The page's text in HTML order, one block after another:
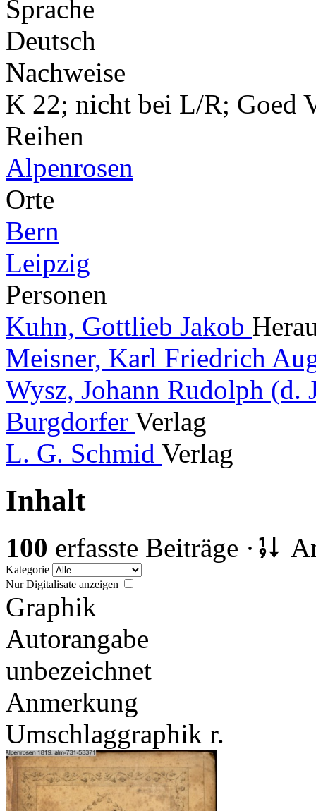
Sprache
Deutsch
Nachweise
K 22; nicht bei L/R; Goed
Reihen
Alpenrosen
Orte
Bern
Leipzig
Personen
Kuhn, Gottlieb Jakob
Meisner, Karl Friedrich
Wysz, Johann Rudolph (d.
Burgdorfer Verlag
L. G. Schmid Verlag
Inhalt
100 erfasste Beiträge ·
Kategorie
Nur Digitalisate anzeigen
Graphik
Autorangabe
unbezeichnet
Anmerkung
Umschlaggraphik r.